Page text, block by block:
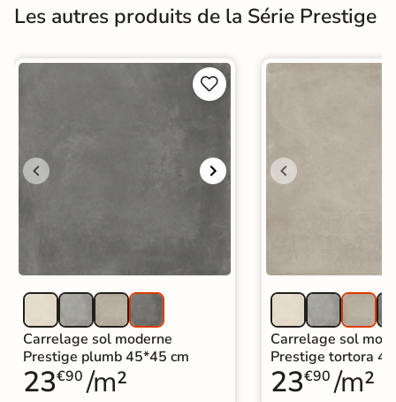
Les autres produits de la Série Prestige


Carrelage sol moderne
Prestige plumb 45*45 cm
23€90 /m²
Carrelage sol
Prestige tortora
23€90 /m²